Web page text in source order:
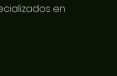
en